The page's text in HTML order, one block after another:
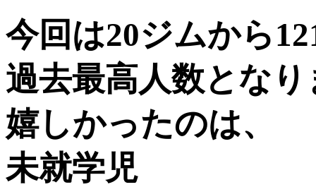
今回は20ジムから
過去最高人数とな
嬉しかったのは、
未就学児